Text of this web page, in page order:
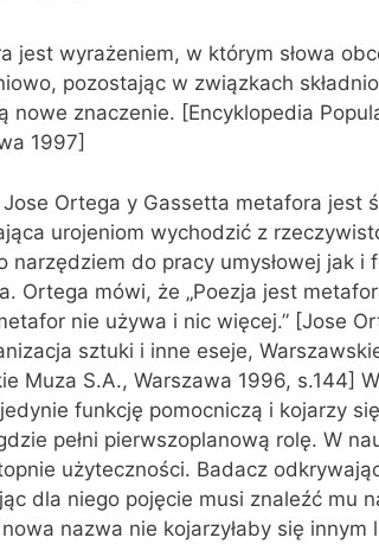
jest wyrażeniem, w którym słowa
pozostając w związkach
nowe znaczenie. [Encyklopedia
1997]
Jose Ortega y Gassetta metafora jest
urojeniom wychodzić z
narzędziem do pracy umysłowej jak i
Ortega mówi, że „Poezja jest
nie używa i nic więcej.” [Jose
sztuki i inne eseje,
Muza S.A., Warszawa 1996, s.144]
jedynie funkcję pomocniczą i kojarzy
pełni pierwszoplanową rolę. W
użyteczności. Badacz
dla niego pojęcie musi znaleźć mu
nazwa nie kojarzyłaby się innym